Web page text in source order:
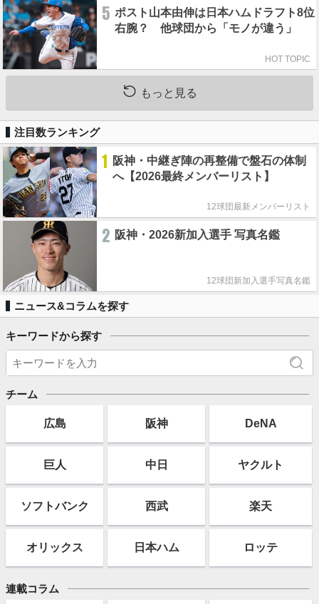
5 ポスト山本由伸は日本ハムドラフト8位
右腕？ 他球団から「モノが違う」
HOT TOPIC
もっと見る
注目数ランキング
1 阪神・中継ぎ陣の再整備で盤石の体制
へ【2026最終メンバーリスト】
12球団最新メンバーリスト
2 阪神・2026新加入選手 写真名鑑
12球団新加入選手写真名鑑
ニュース&コラムを探す
キーワードから探す
チーム
広島 阪神 DeNA
巨人 中日 ヤクルト
ソフトバンク 西武 楽天
オリックス 日本ハム ロッテ
連載コラム